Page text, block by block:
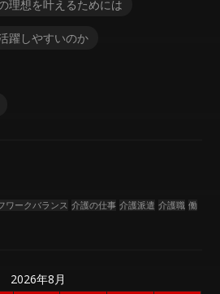
理想を叶えるためには
躍しやすいのか
ワークバランス 介護の仕事 介護派遣 介護職 働
2026年8月